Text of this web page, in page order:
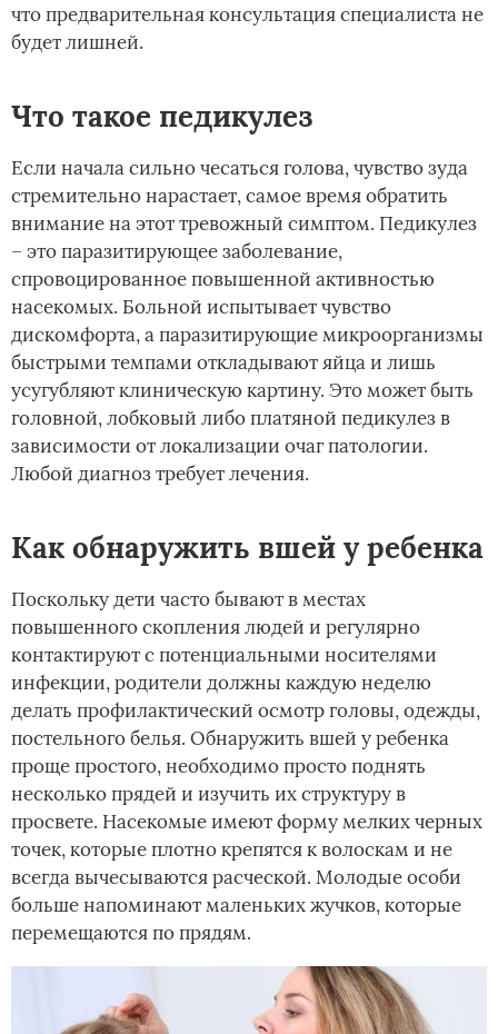
что предварительная консультация специалиста не
будет лишней.
Что такое педикулез
Если начала сильно чесаться голова, чувство зуда
стремительно нарастает, самое время обратить
внимание на этот тревожный симптом. Педикулез
– это паразитирующее заболевание,
спровоцированное повышенной активностью
насекомых. Больной испытывает чувство
дискомфорта, а паразитирующие микроорганизмы
быстрыми темпами откладывают яйца и лишь
усугубляют клиническую картину. Это может быть
головной, лобковый либо платяной педикулез в
зависимости от локализации очаг патологии.
Любой диагноз требует лечения.
Как обнаружить вшей у ребенка
Поскольку дети часто бывают в местах
повышенного скопления людей и регулярно
контактируют с потенциальными носителями
инфекции, родители должны каждую неделю
делать профилактический осмотр головы, одежды,
постельного белья. Обнаружить вшей у ребенка
проще простого, необходимо просто поднять
несколько прядей и изучить их структуру в
просвете. Насекомые имеют форму мелких черных
точек, которые плотно крепятся к волоскам и не
всегда вычесываются расческой. Молодые особи
больше напоминают маленьких жучков, которые
перемещаются по прядям.